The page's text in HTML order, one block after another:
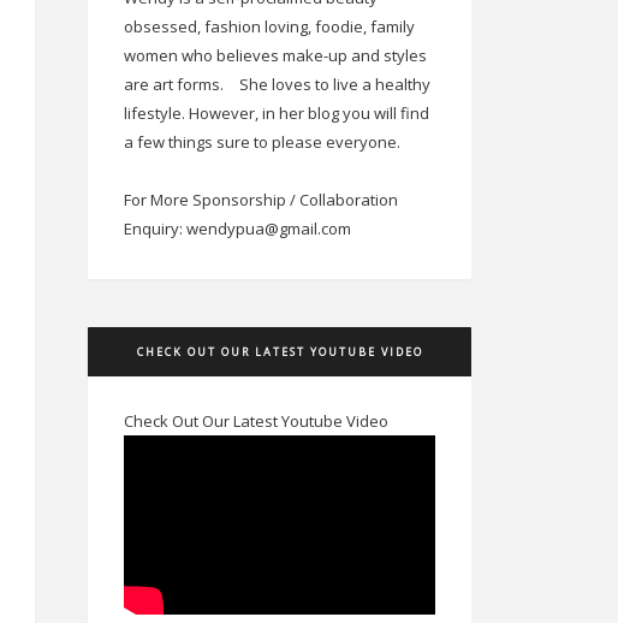
obsessed, fashion loving, foodie, family
women who believes make-up and styles
are art forms.
She loves to live a healthy
lifestyle. However, in her blog you will find
a few things sure to please everyone.
For More Sponsorship / Collaboration
Enquiry: wendypua@gmail.com
CHECK OUT OUR LATEST YOUTUBE VIDEO
Check Out Our Latest Youtube Video